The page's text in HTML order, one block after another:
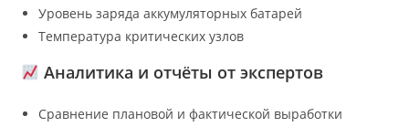
Уровень заряда аккумуляторных батарей
Температура критических узлов
Аналитика и отчёты от экспертов
Сравнение плановой и фактической выработки